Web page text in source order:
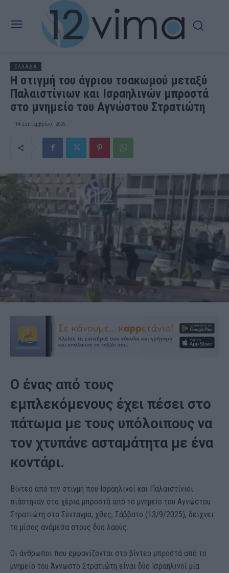
ΕΛΛΑΔΑ
Η στιγμή του άγριου τσακωμού μεταξύ
Παλαιστίνιων και Ισραηλινών μπροστά
στο μνημείο του Αγνώστου Στρατιώτη
14 Σεπτεμβρίου, 2025
Ο ένας από τους
εμπλεκόμενους έχει πέσει στο
πάτωμα με τους υπόλοιπους να
τον χτυπάνε ασταμάτητα με ένα
κοντάρι.
Βίντεο από την στιγμή που Ισραηλινοί και Παλαιστίνιοι
πιάστηκαν στα χέρια μπροστά από το μνημείο του Αγνώστου
Στρατιώτη στο Σύνταγμα, χθες, Σάββατο (13/9/2025), δείχνει
το μίσος ανάμεσα στους δύο λαούς.
Οι άνθρωποι που εμφανίζονται στο βίντεο μπροστά από το
μνημείο του Άγνωστο Στρατιώτη είναι δύο Ισραηλινοί μία